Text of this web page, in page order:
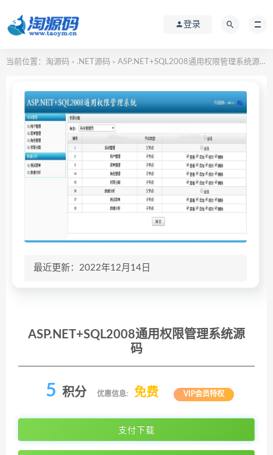
登录
当前位置： 淘源码 > .NET源码 > ASP.NET+SQL2008通用权限管理系统源码
最近更新：2022年12月14日
ASP.NET+SQL2008通用权限管理系统源
码
5 积分 优惠信息: 免费 VIP会员特权
支付下载